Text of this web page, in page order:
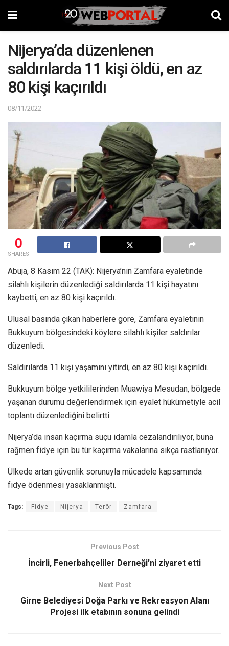
Nijerya’da düzenlenen
saldırılarda 11 kişi öldü, en az
80 kişi kaçırıldı
08/11/2022
0
SHARES
Abuja, 8 Kasım 22 (TAK): Nijerya’nın Zamfara eyaletinde
silahlı kişilerin düzenlediği saldırılarda 11 kişi hayatını
kaybetti, en az 80 kişi kaçırıldı.
Ulusal basında çıkan haberlere göre, Zamfara eyaletinin
Bukkuyum bölgesindeki köylere silahlı kişiler saldırılar
düzenledi.
Saldırılarda 11 kişi yaşamını yitirdi, en az 80 kişi kaçırıldı.
Bukkuyum bölge yetkililerinden Muawiya Mesudan, bölgede
yaşanan durumu değerlendirmek için eyalet hükümetiyle acil
toplantı düzenlediğini belirtti.
Nijerya’da insan kaçırma suçu idamla cezalandırılıyor, buna
rağmen fidye için bu tür kaçırma vakalarına sıkça rastlanıyor.
Ülkede artan güvenlik sorunuyla mücadele kapsamında
fidye ödenmesi yasaklanmıştı.
Tags: Fidye Nijerya Terör Zamfara
Previous Post
İncirli, Fenerbahçeliler Derneği’ni ziyaret etti
Next Post
Girne Belediyesi Doğa Parkı ve Rekreasyon Alanı
Projesi ilk etabının sonuna gelindi